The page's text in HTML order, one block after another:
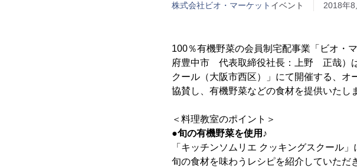
株式会社ビオ・マーケット イベント 2018年
100％有機野菜の会員制宅配事業「ビオ・
府豊中市 代表取締役社長：上野 正哉）
クール（大阪市西区）」にて開催する、
協賛し、有機野菜などの食材を提供いたし
＜料理教室のポイント＞
●旬の有機野菜を使用♪
「キッチンソムリエ クッキングスクール
旬の食材を味わうレシピを紹介していただ